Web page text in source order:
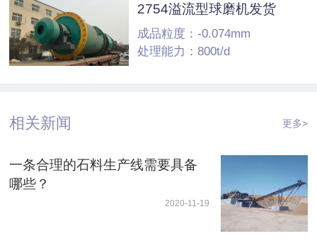
2754溢流型球磨机发货
成品粒度：-0.074mm
处理能力：800t/d
相关新闻 更多>
一条合理的石料生产线需要具备
哪些？
2020-11-19